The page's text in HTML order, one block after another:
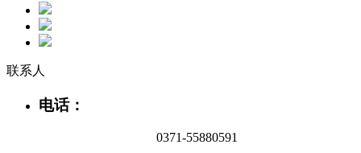
联系人
电话：
0371-55880591